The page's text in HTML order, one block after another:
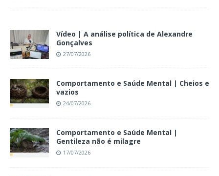
Vídeo | A análise política de Alexandre
Gonçalves
27/07/2026
Comportamento e Saúde Mental | Cheios e
vazios
24/07/2026
Comportamento e Saúde Mental |
Gentileza não é milagre
17/07/2026